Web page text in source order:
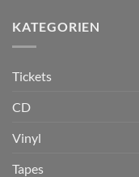
KATEGORIEN
Tickets
CD
Vinyl
Tapes